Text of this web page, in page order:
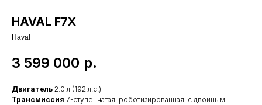
HAVAL F7X
Haval
3 599 000 р.
Двигатель 2.0 л (192 л.с.)
Трансмиссия 7-ступенчатая, роботизированная, с двойным